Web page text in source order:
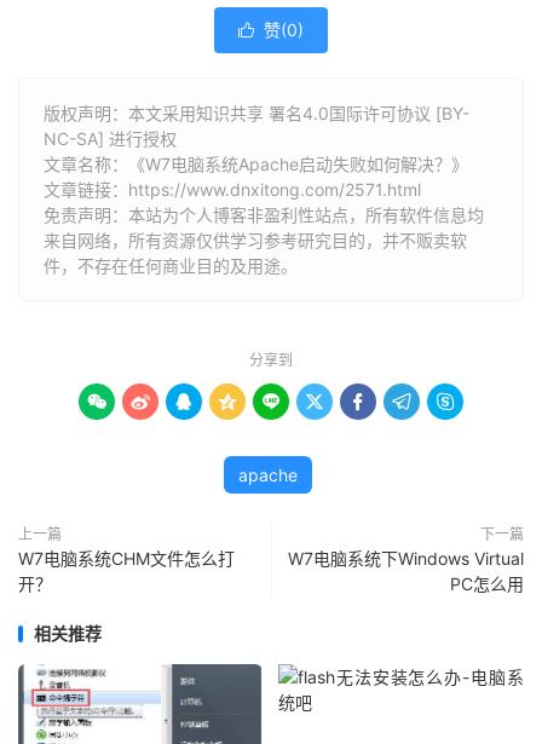
 赞(0)
版权声明：本文采用知识共享 署名4.0国际许可协议 [BY-
NC-SA] 进行授权
文章名称：《W7电脑系统Apache启动失败如何解决？》
文章链接： https://www.dnxitong.com/2571.html
免责声明：本站为个人博客非盈利性站点，所有软件信息均
来自网络，所有资源仅供学习参考研究目的，并不贩卖软
件，不存在任何商业目的及用途。
分享到
        
apache
上一篇
W7电脑系统CHM文件怎么打
开？
下一篇
W7电脑系统下Windows Virtual
PC怎么用
相关推荐